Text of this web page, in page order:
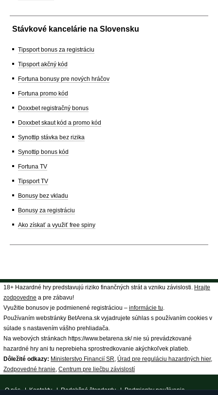
Stávkové kancelárie na Slovensku
Tipsport bonus za registráciu
Tipsport akčný kód
Fortuna bonusy pre nových hráčov
Fortuna promo kód
Doxxbet registračný bonus
Doxxbet skaut kód a promo kód
Synottip stávka bez rizika
Synottip bonus kód
Fortuna TV
Tipsport TV
Bonusy bez vkladu
Bonusy za registráciu
Ako získať a využiť free spiny
18+ Hazardné hry predstavujú riziko finančných strát a vzniku závislosti. Hrajte
zodpovedne a pre zábavu!
Využitie bonusov je podmienené registráciou – informácie tu.
Používaním webstránky BetArena.sk vyjadrujete súhlas s používaním cookies v
súlade s nastavením vášho prehliadača.
Na webových stránkach https://www.betarena.sk/ nie sú prevádzkované
hazardné hry ani tu neprebieha sprostredkovanie akýchkoľvek platieb.
Dôležité odkazy: Ministerstvo Financií SR, Úrad pre reguláciu hazardných hier,
Zodpovedné hranie, Centrum pre liečbu závislostí
O nás|Kontakty|Redakčné štandardy|Podmienky používania